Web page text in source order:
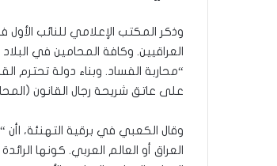
وذكر المكتب الإعلامي للنائب
“محاربة الفساد. وبناء دولة تحترم
على عاتق شريحة رجال القانون
وقال الكعبي في برقية التهنئة،
العراق أو العالم العربي. كونها